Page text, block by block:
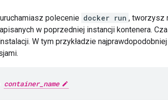
polecenie docker run , tworzysz
w poprzedniej instancji kontenera.
W tym przykładzie
container_name